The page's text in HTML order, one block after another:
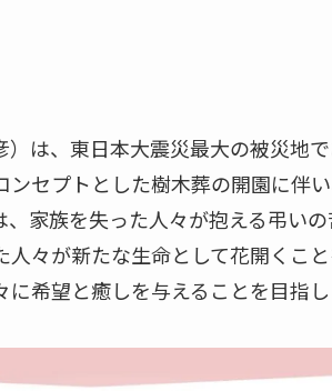
は、東日本大震災最大の被災地で
ンセプトとした樹木葬の開園に伴
家族を失った人々が抱える弔い
々が新たな生命として花開くこ
希望と癒しを与えることを目指し